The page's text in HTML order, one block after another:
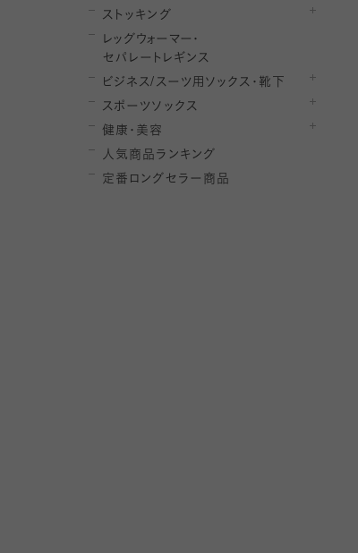
ストッキング
レッ グ ウォ ー マ ー ・
セ パレー ト レ ギン ス
ビジネス/スーツ用 ソックス・靴下
スポーツソックス
健康・美容
人気商品ランキング
定番ロングセラー商品